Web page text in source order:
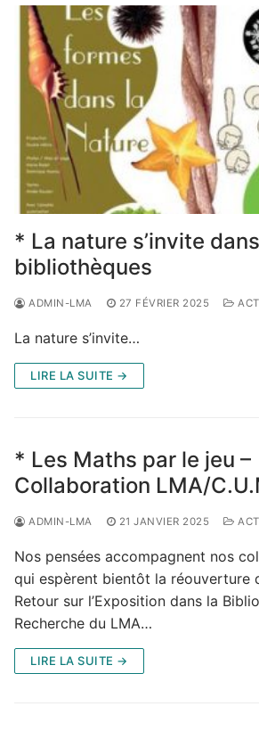
* La nature s’invite
bibliothèques
ADMIN-LMA 27 FÉVRIER 2025
La nature s’invite…
LIRE LA SUITE →
* Les Maths par le jeu –
Collaboration LMA/
ADMIN-LMA 21 JANVIER 2025
Nos pensées accompagnent nos
qui espèrent bientôt la réouverture
Retour sur l’Exposition dans la
Recherche du LMA…
LIRE LA SUITE →